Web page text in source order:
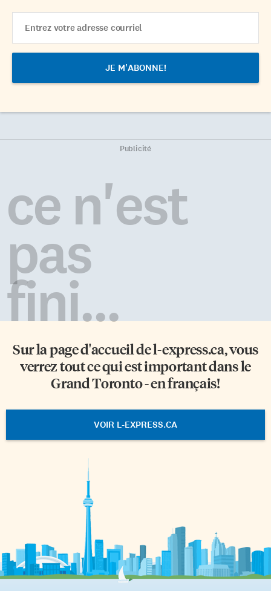
Address
Publicité
ce n'est
pas
fini...
Sur la page d'accueil del-express.ca, vous
verrez tout ce qui est important dans le
Grand Toronto - en français!
VOIR L-EXPRESS.CA